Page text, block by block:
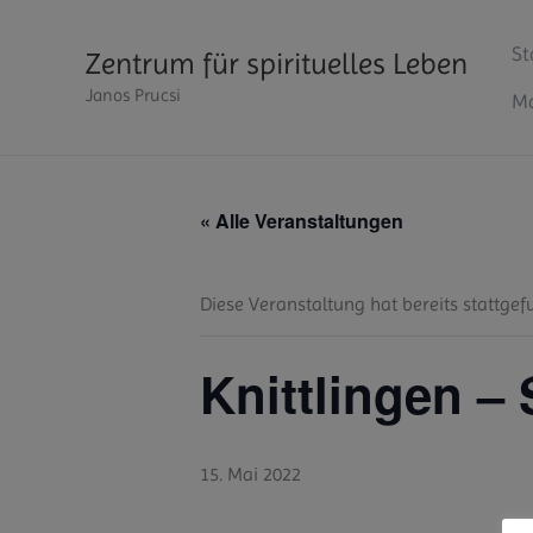
Zentrum für spirituelles Leben
Janos Prucsi
« Alle Veranstaltungen
Diese Veranstaltung hat bereits
Knittlingen –
15. Mai 2022